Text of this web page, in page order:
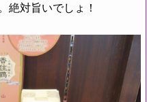
絶対旨いでしょ！